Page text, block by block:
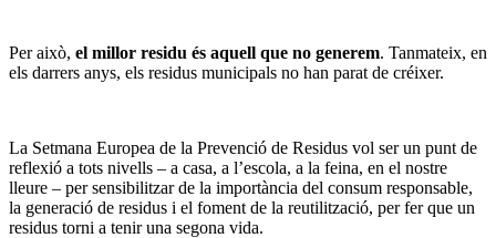
Per això, el millor residu és aquell que no generem. Tanmateix, en
els darrers anys, els residus municipals no han parat de créixer.
La Setmana Europea de la Prevenció de Residus vol ser un punt de
reflexió a tots nivells – a casa, a l’escola, a la feina, en el nostre
lleure – per sensibilitzar de la importància del consum responsable,
la generació de residus i el foment de la reutilització, per fer que un
residus torni a tenir una segona vida.